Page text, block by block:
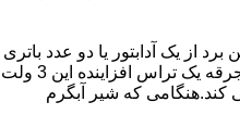
از یک آدابتور یا دو عدد باتری
1/5 ولت تامین می شود.برای ایجاد جرقه یک تراس افزاینده این 3 ولت
ولت تبدیل می کند.هنگامی که شیر آبگرم